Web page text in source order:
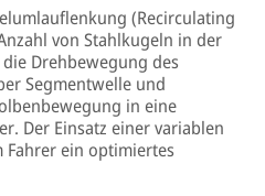
(Recirculating
von Stahlkugeln in der
Drehbewegung des
Segmentwelle und
in eine
Der Einsatz einer variablen
Fahrer ein optimiertes